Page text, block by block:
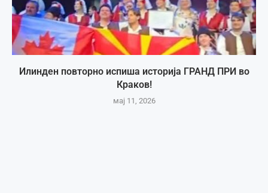
Илинден повторно испиша историја ГРАНД ПРИ во
Краков!
мај 11, 2026